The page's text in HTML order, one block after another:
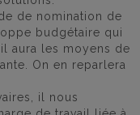
de nomination de
budgétaire qui
aura les moyens de
On en reparlera
il nous